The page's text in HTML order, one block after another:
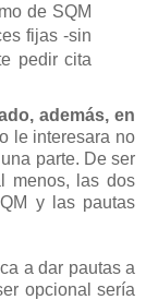
de SQM
fijas -sin
pedir cita
además, en
le interesara no
parte. De ser
menos, las dos
y las pautas
a dar pautas a
opcional sería